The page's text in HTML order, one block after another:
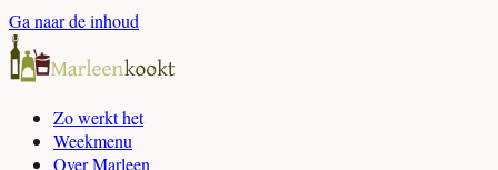
Ga naar de inhoud
Zo werkt het
Weekmenu
Over Marleen